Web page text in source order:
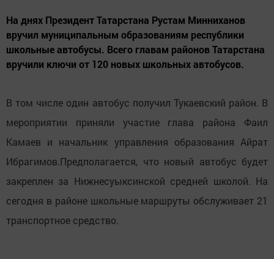
На днях Президент Татарстана Рустам Минниханов
вручил муниципальным образованиям республики
школьные автобусы. Всего главам районов Татарстана
вручили ключи от 120 новых школьных автобусов.
В том числе один автобус получил Тукаевский район. В
мероприятии приняли участие глава района Фаил
Камаев и начальник управления образования Айрат
Ибрагимов.Предполагается, что новый автобус будет
закреплен за Нижнесуыксинской средней школой. На
сегодня в районе школьные маршруты обслуживает 21
транспортное средство.